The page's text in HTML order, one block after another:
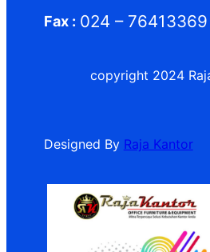
Fax : 024 – 76413369
copyright 2024
Designed By Raja Kantor